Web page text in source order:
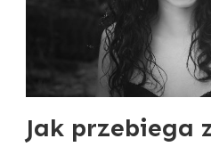
Jak przebiega